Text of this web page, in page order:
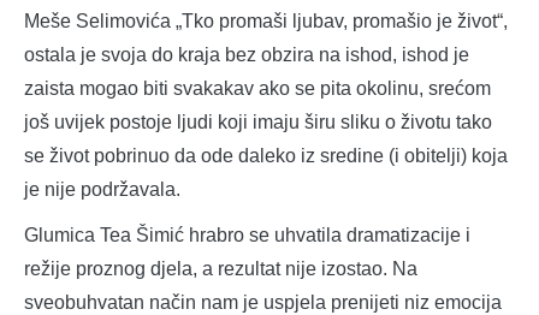
Meše Selimovića „Tko promaši ljubav, promašio je život“,
ostala je svoja do kraja bez obzira na ishod, ishod je
zaista mogao biti svakakav ako se pita okolinu, srećom
još uvijek postoje ljudi koji imaju širu sliku o životu tako
se život pobrinuo da ode daleko iz sredine (i obitelji) koja
je nije podržavala.
Glumica Tea Šimić hrabro se uhvatila dramatizacije i
režije proznog djela, a rezultat nije izostao. Na
sveobuhvatan način nam je uspjela prenijeti niz emocija